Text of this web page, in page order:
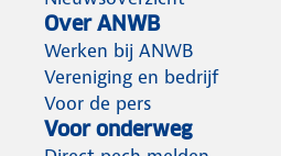
Over ANWB
Werken bij ANWB
Vereniging en bedrijf
Voor de pers
Voor onderweg